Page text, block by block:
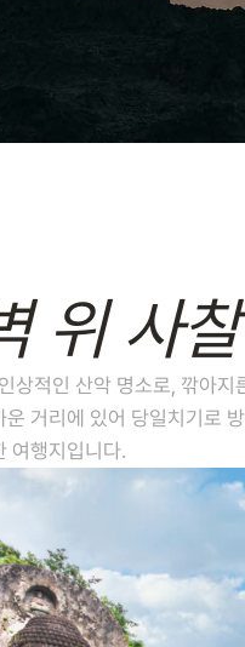
위 사
상적인 산악 명소로, 깎아
거리에 있어 당일치기로
여행지입니다.